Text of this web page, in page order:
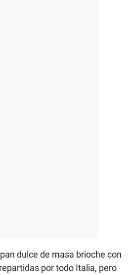
dulce de masa brioche con
por todo Italia, pero